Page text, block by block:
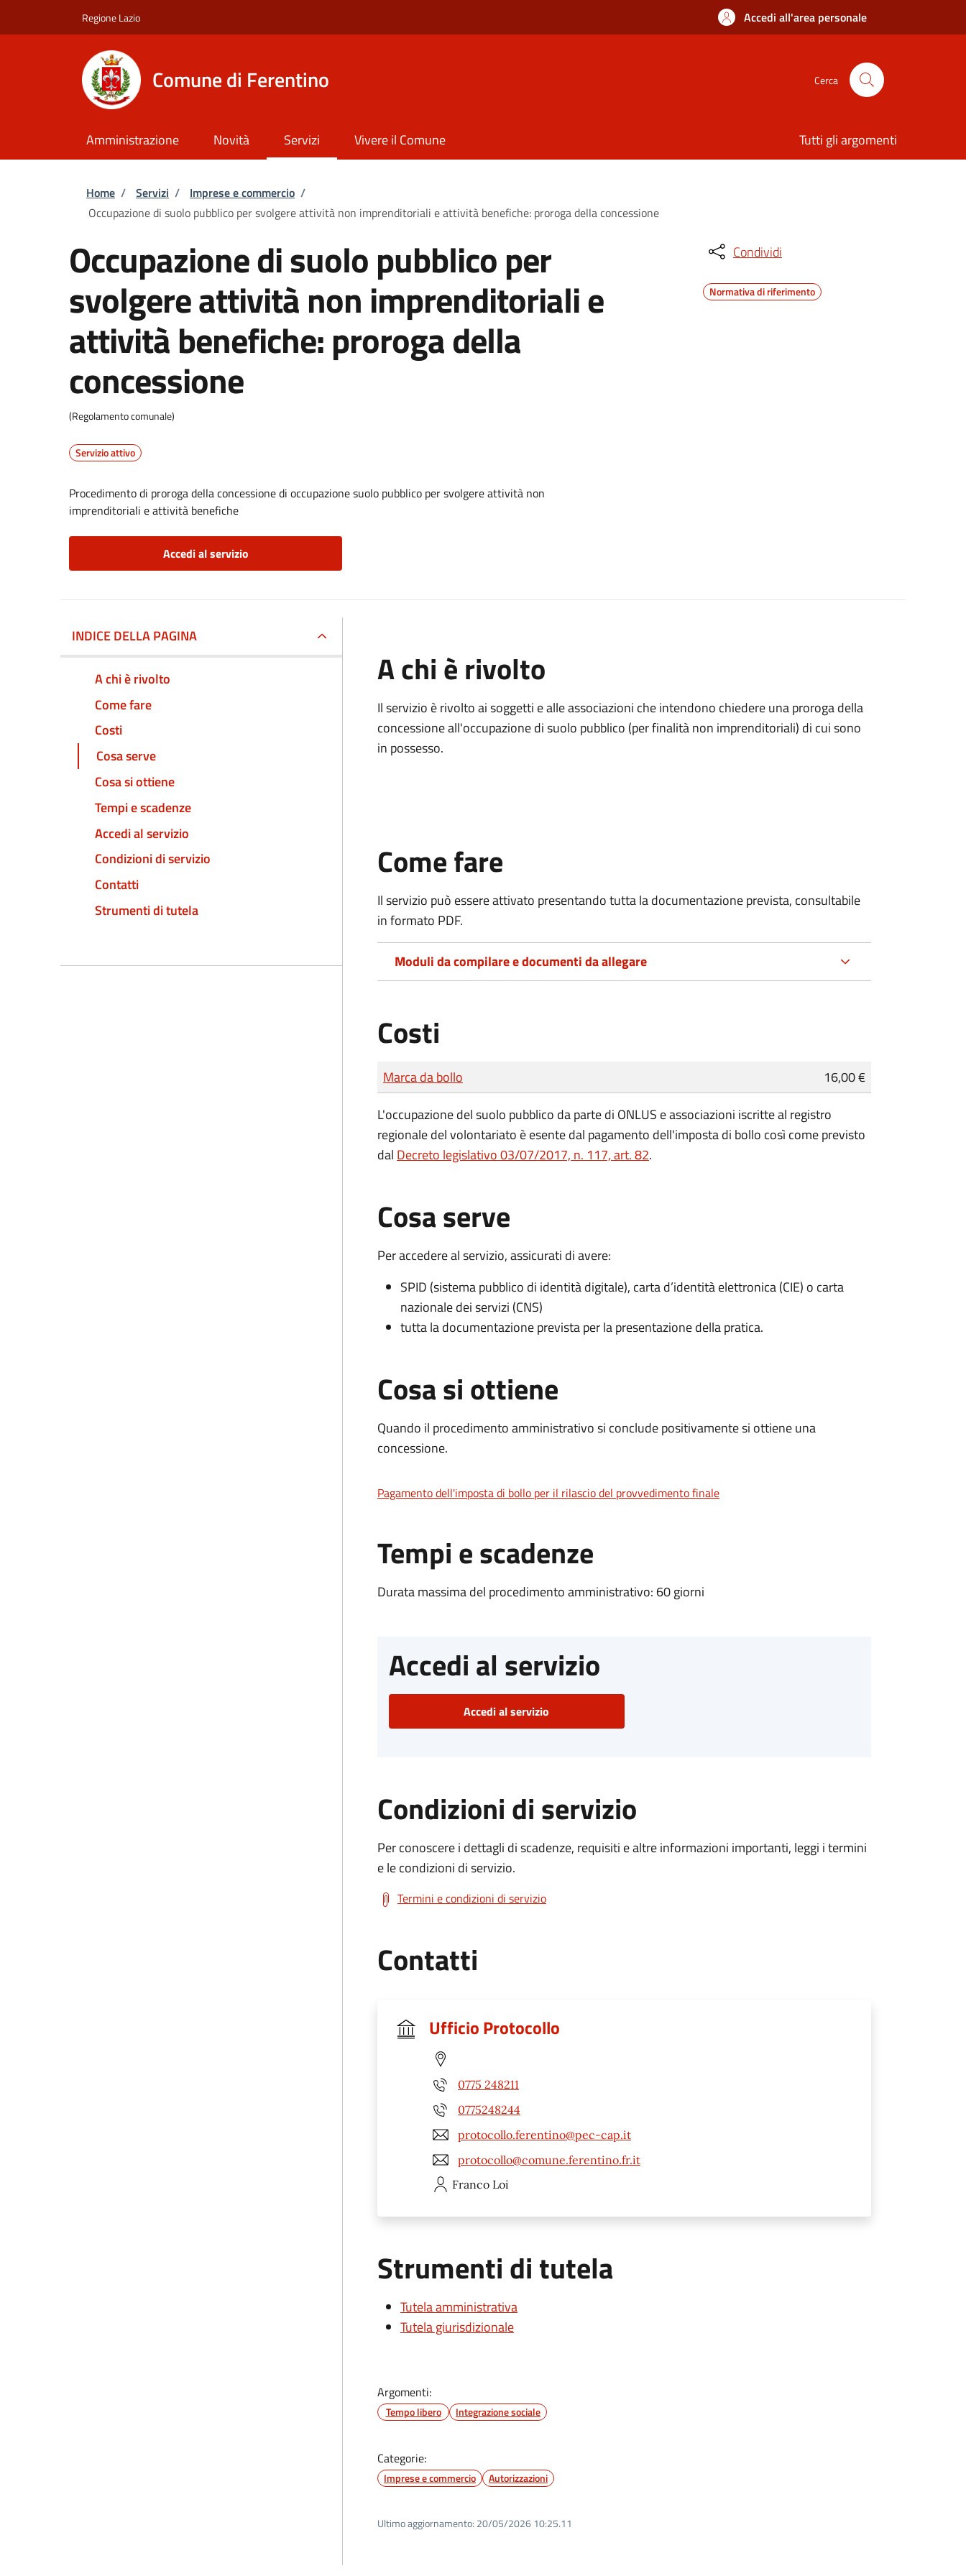
Regione Lazio Accedi all'area personale
Comune di Ferentino Cerca
Amministrazione Novità Servizi Vivere il Comune Tutti gli argomenti
Briciole di pane
Home / Servizi / Imprese e commercio /
Occupazione di suolo pubblico per svolgere attività non imprenditoriali e attività benefiche: proroga della concessione
Occupazione di suolo pubblico per
svolgere attività non imprenditoriali e
attività benefiche: proroga della
concessione
(Regolamento comunale)
Servizio attivo
Procedimento di proroga della concessione di occupazione suolo pubblico per svolgere attività non
imprenditoriali e attività benefiche
Accedi al servizio
Condividi
Normativa di riferimento
INDICE DELLA PAGINA
A chi è rivolto
Come fare
Costi
Cosa serve
Cosa si ottiene
Tempi e scadenze
Accedi al servizio
Condizioni di servizio
Contatti
Strumenti di tutela
A chi è rivolto
Il servizio è rivolto ai soggetti e alle associazioni che intendono chiedere una proroga della
concessione all'occupazione di suolo pubblico (per finalità non imprenditoriali) di cui sono
in possesso.
Come fare
Il servizio può essere attivato presentando tutta la documentazione prevista, consultabile
in formato PDF.
Moduli da compilare e documenti da allegare
Costi
Tipo di pagamento
Importo
Marca da bollo
16,00 €
L'occupazione del suolo pubblico da parte di ONLUS e associazioni iscritte al registro
regionale del volontariato è esente dal pagamento dell'imposta di bollo così come previsto
dal Decreto legislativo 03/07/2017, n. 117, art. 82.
Cosa serve
Per accedere al servizio, assicurati di avere:
SPID (sistema pubblico di identità digitale), carta d’identità elettronica (CIE) o carta
nazionale dei servizi (CNS)
tutta la documentazione prevista per la presentazione della pratica.
Cosa si ottiene
Quando il procedimento amministrativo si conclude positivamente si ottiene una
concessione.
Pagamento dell'imposta di bollo per il rilascio del provvedimento finale
Tempi e scadenze
Durata massima del procedimento amministrativo: 60 giorni
Accedi al servizio
Accedi al servizio
Condizioni di servizio
Per conoscere i dettagli di scadenze, requisiti e altre informazioni importanti, leggi i termini
e le condizioni di servizio.
Termini e condizioni di servizio
Contatti
Ufficio Protocollo
0775 248211
0775248244
protocollo.ferentino@pec-cap.it
protocollo@comune.ferentino.fr.it
Franco Loi
Strumenti di tutela
Tutela amministrativa
Tutela giurisdizionale
Argomenti:
Tempo libero Integrazione sociale
Categorie:
Imprese e commercio Autorizzazioni
Ultimo aggiornamento: 20/05/2026 10:25.11